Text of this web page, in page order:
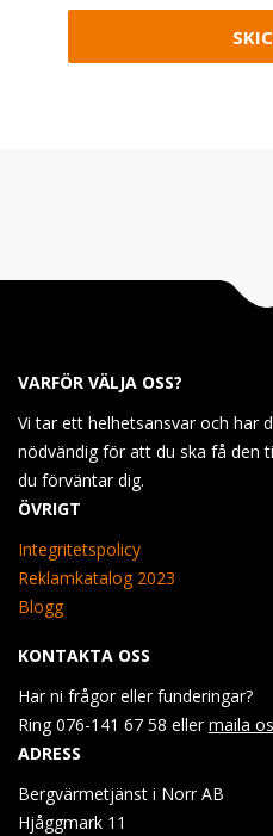
VARFÖR VÄLJA OSS?
Vi tar ett helhetsansvar och har
nödvändig för att du ska få den
du förväntar dig.
ÖVRIGT
Integritetspolicy
Reklamkatalog 2023
Blogg
KONTAKTA OSS
Har ni frågor eller funderingar?
Ring 076-141 67 58 ellermaila
ADRESS
Bergvärmetjänst i Norr AB
Hjåggmark 11